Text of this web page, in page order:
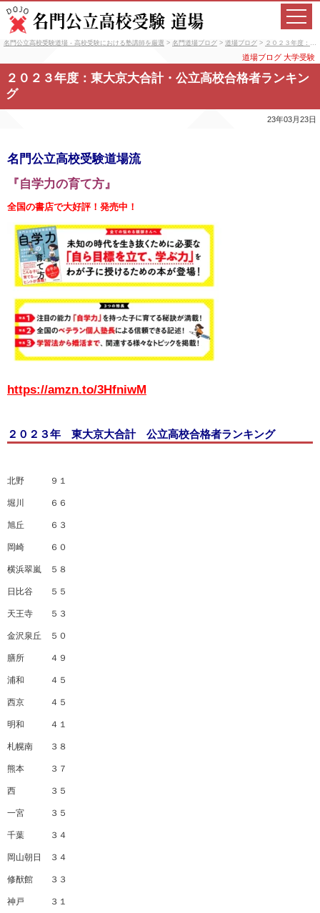
名門公立高校受験道場 - 高校受験における塾講師を厳選 > 名門道場ブログ > 道場ブログ > ２０２３年度：東大京大合計・公立高校合格者ランキング
道場ブログ 大学受験
２０２３年度：東大京大合計・公立高校合格者ランキン
グ
23年03月23日
名門公立高校受験道場流
『自学力の育て方』
全国の書店で大好評！発売中！
https://amzn.to/3HfniwM
２０２３年 東大京大合計 公立高校合格者ランキング
北野 ９１
堀川 ６６
旭丘 ６３
岡崎 ６０
横浜翠嵐 ５８
日比谷 ５５
天王寺 ５３
金沢泉丘 ５０
膳所 ４９
浦和 ４５
西京 ４５
明和 ４１
札幌南 ３８
熊本 ３７
西 ３５
一宮 ３５
千葉 ３４
岡山朝日 ３４
修猷館 ３３
神戸 ３１